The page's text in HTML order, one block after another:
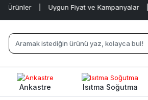
| Uygun Fiyat ve Kampanyalar |
Ankastre Isıtma Soğutma